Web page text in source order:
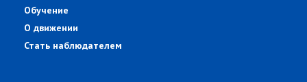
Обучение
О движении
Стать наблюдателем